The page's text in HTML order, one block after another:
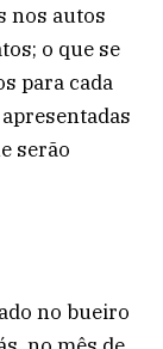
nos autos
o que se
para cada
serão
no bueiro